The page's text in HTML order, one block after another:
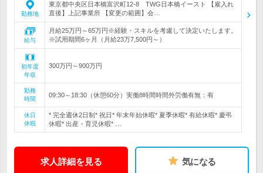
勤務地
東京都中央区日本橋富沢町12-8 TWG日本橋イースト 【雇入れ
直後】上記事業所 【変更の範囲】会…
給与
月給25万円～65万円※経験・スキルを考慮して決定いたします。
※試用期間6ヶ月（月給23万7,500円～）
初年度
年収
300万円～900万円
勤務
時間
09:30～18:30（休憩60分）実働8時間時間外労働有無：有
休日
休暇
* 完全週休2日制* 祝日* 年末年始休暇* 夏季休暇* 有給休暇* 慶弔
休暇* 出産・育児休暇* …
求人詳細を見る 気になる